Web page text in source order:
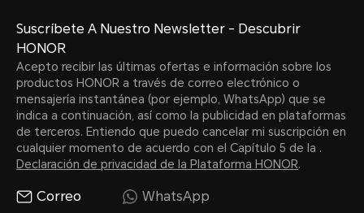
Suscríbete A Nuestro Newsletter - Descubrir
HONOR
Acepto recibir las últimas ofertas e información sobre los
productos HONOR a través de correo electrónico o
mensajería instantánea (por ejemplo, WhatsApp) que se
indica a continuación, así como la publicidad en plataformas
de terceros. Entiendo que puedo cancelar mi suscripción en
cualquier momento de acuerdo con el Capítulo 5 de la .
Declaración de privacidad de la Plataforma HONOR.
Correo WhatsApp